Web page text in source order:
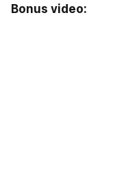
Bonus video: